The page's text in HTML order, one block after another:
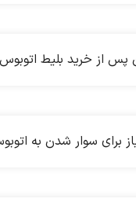
پس از خرید بلیط
برای سوار شدن به